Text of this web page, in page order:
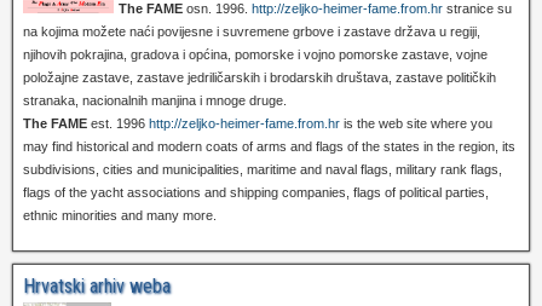
The FAME osn. 1996. http://zeljko-heimer-fame.from.hr stranice su
na kojima možete naći povijesne i suvremene grbove i zastave država u regiji,
njihovih pokrajina, gradova i općina, pomorske i vojno pomorske zastave, vojne
položajne zastave, zastave jedriličarskih i brodarskih društava, zastave političkih
stranaka, nacionalnih manjina i mnoge druge.
The FAME est. 1996 http://zeljko-heimer-fame.from.hr is the web site where you
may find historical and modern coats of arms and flags of the states in the region, its
subdivisions, cities and municipalities, maritime and naval flags, military rank flags,
flags of the yacht associations and shipping companies, flags of political parties,
ethnic minorities and many more.
Hrvatski arhiv weba